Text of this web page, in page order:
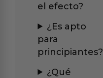
el efecto?
¿Es apto
para
principiantes?
¿Qué